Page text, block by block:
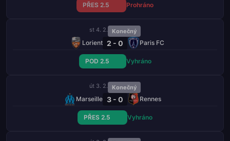
PŘES 2.5 Prohráno
st 4. 2. Konečný
Lorient 2 - 0 Paris FC
POD 2.5 Vyhráno
út 3. 2. Konečný
Marseille 3 - 0 Rennes
PŘES 2.5 Vyhráno